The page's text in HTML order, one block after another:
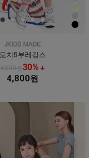
모치5부레깅스
6,800원30% ↓
4,800원